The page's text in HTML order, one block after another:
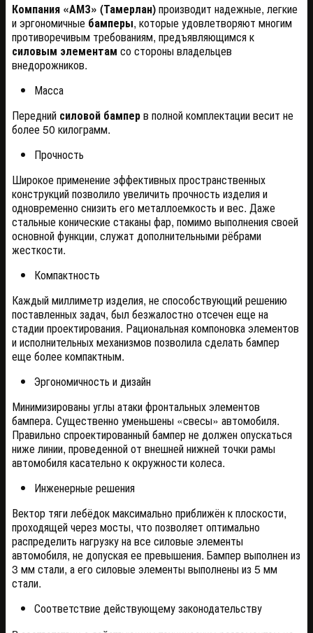
Компания «АМЗ» (Тамерлан)производит надежные, легкие
и эргономичные бамперы, которые удовлетворяют многим
противоречивым требованиям, предъявляющимся к
силовым элементам со стороны владельцев
внедорожников.
Масса
Передний силовой бамперв полной комплектации весит не
более 50 килограмм.
Прочность
Широкое применение эффективных пространственных
конструкций позволило увеличить прочность изделия и
одновременно снизить его металлоемкость и вес. Даже
стальные конические стаканы фар, помимо выполнения своей
основной функции, служат дополнительными рёбрами
жесткости.
Компактность
Каждый миллиметр изделия, не способствующий решению
поставленных задач, был безжалостно отсечен еще на
стадии проектирования. Рациональная компоновка элементов
и исполнительных механизмов позволила сделать бампер
еще более компактным.
Эргономичность и дизайн
Минимизированы углы атаки фронтальных элементов
бампера. Существенно уменьшены «свесы» автомобиля.
Правильно спроектированный бампер не должен опускаться
ниже линии, проведенной от внешней нижней точки рамы
автомобиля касательно к окружности колеса.
Инженерные решения
Вектор тяги лебёдок максимально приближён к плоскости,
проходящей через мосты, что позволяет оптимально
распределить нагрузку на все силовые элементы
автомобиля, не допуская ее превышения. Бампер выполнен из
3 мм стали, а его силовые элементы выполнены из 5 мм
стали.
Соответствие действующему законодательству